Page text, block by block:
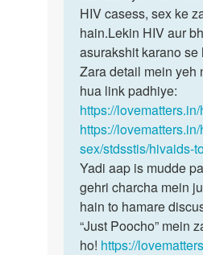
by
Rahul
HIV casess, sex ke
hain.Lekin HIV aur
asurakshit karano se
Zara detail mein yeh
hua link padhiye:
https://
https://
sex/stdsstis/hivaids-
Yadi aap is mudde
gehri charcha mein
hain to hamare
“Just Poocho” mein
ho! https://